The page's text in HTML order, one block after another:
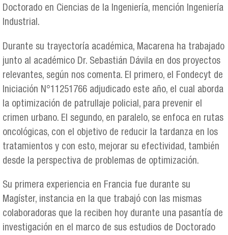
Doctorado en Ciencias de la Ingeniería, mención Ingeniería
Industrial.
Durante su trayectoría académica, Macarena ha trabajado
junto al académico Dr. Sebastián Dávila en dos proyectos
relevantes, según nos comenta. El primero, el Fondecyt de
Iniciación N°11251766 adjudicado este año, el cual aborda
la optimización de patrullaje policial, para prevenir el
crimen urbano. El segundo, en paralelo, se enfoca en rutas
oncológicas, con el objetivo de reducir la tardanza en los
tratamientos y con esto, mejorar su efectividad, también
desde la perspectiva de problemas de optimización.
Su primera experiencia en Francia fue durante su
Magíster, instancia en la que trabajó con las mismas
colaboradoras que la reciben hoy durante una pasantía de
investigación en el marco de sus estudios de Doctorado